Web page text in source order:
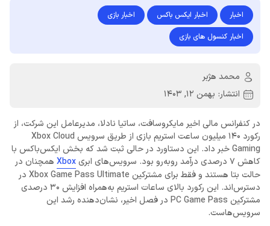
اخبار اخبار ایکس باکس
اخبار بازی
اخبار کنسول های بازی
محمد هژبر
انتشار: بهمن 12, 1403
در کنفرانس مالی اخیر مایکروسافت، ساتیا نادلا، مدیرعامل این شرکت، از
رکورد 140 میلیون ساعت استریم بازی از طریق سرویس Xbox Cloud
Gaming خبر داد. این دستاورد در حالی ثبت شد که بخش ایکس‌باکس با
کاهش 7 درصدی درآمد روبه‌رو بود. سرویس‌های ابری
Xbox همچنان در
حالت بتا هستند و فقط برای مشترکین Xbox Game Pass Ultimate در
دسترس‌اند. این رکورد بالای ساعات استریم به‌همراه افزایش 30 درصدی
مشترکین PC Game Pass در فصل اخیر، نشان‌دهنده رشد این
سرویس‌هاست.